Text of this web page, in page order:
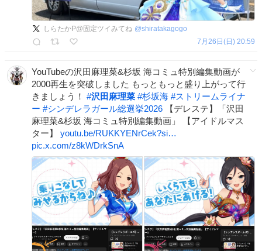
しらたかP@固定ツイみてね @shiratakagogo
7月26日(日) 20:59
YouTubeの沢田麻理菜&杉坂 海コミュ特別編集動画が
2000再生を突破しました もっともっと盛り上がって行
きましょう！ #沢田麻理菜 #杉坂海 #ストリームライナ
ー #シンデレラガール総選挙2026 【デレステ】「沢田
麻理菜&杉坂 海コミュ特別編集動画」 【アイドルマス
ター】 youtu.be/RUKKYENrCek?si…
pic.x.com/z8kWDrkSnA